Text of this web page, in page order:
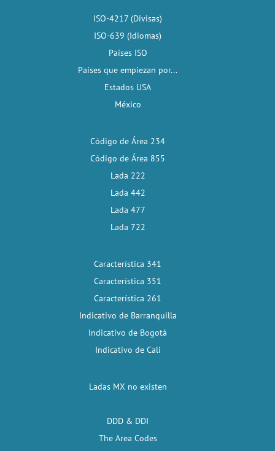
ISO-4217 (Divisas)
ISO-639 (Idiomas)
Países ISO
Países que empiezan por...
Estados USA
México
Código de Área 234
Código de Área 855
Lada 222
Lada 442
Lada 477
Lada 722
Característica 341
Característica 351
Característica 261
Indicativo de Barranquilla
Indicativo de Bogotá
Indicativo de Cali
Ladas MX no existen
DDD & DDI
The Area Codes